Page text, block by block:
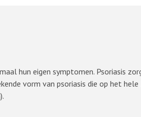
hun eigen symptomen. Psoriasis
vorm van psoriasis die op het